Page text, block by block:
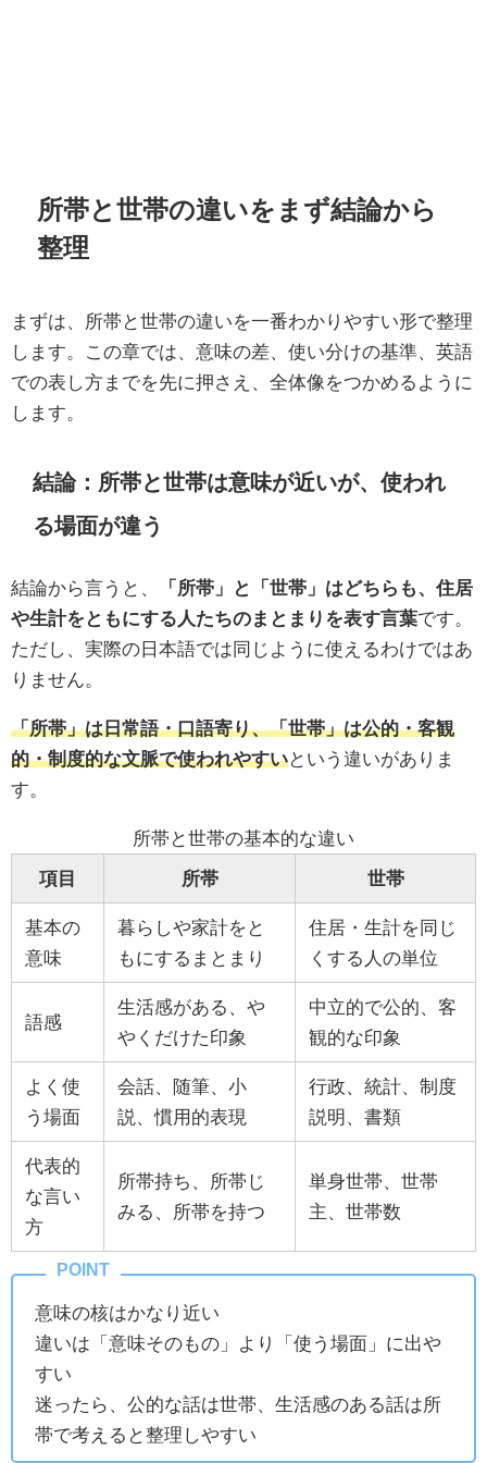
所帯と世帯の違いをまず結論から
整理
まずは、所帯と世帯の違いを一番わかりやすい形で整理
します。この章では、意味の差、使い分けの基準、英語
での表し方までを先に押さえ、全体像をつかめるように
します。
結論：所帯と世帯は意味が近いが、使われ
る場面が違う
結論から言うと、
「所帯」と「世帯」はどちらも、住居
や生計をともにする人たちのまとまりを表す言葉です。
ただし、実際の日本語では同じように使えるわけではあ
りません。
「所帯」は日常語・口語寄り、「世帯」は公的・客観
的・制度的な文脈で使われやすいという違いがありま
す。
所帯と世帯の基本的な違い
項目 所帯 世帯
基本の
意味
暮らしや家計をと
もにするまとまり
住居・生計を同じ
くする人の単位
語感
生活感がある、や
やくだけた印象
中立的で公的、客
観的な印象
よく使
う場面
会話、随筆、小
説、慣用的表現
行政、統計、制度
説明、書類
代表的
な言い
方
所帯持ち、所帯じ
みる、所帯を持つ
単身世帯、世帯
主、世帯数
意味の核はかなり近い
違いは「意味そのもの」より「使う場面」に出や
すい
迷ったら、公的な話は世帯、生活感のある話は所
帯で考えると整理しやすい